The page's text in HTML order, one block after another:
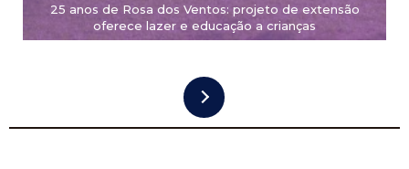
25 anos de Rosa dos Ventos: projeto de extensão
oferece lazer e educação a crianças